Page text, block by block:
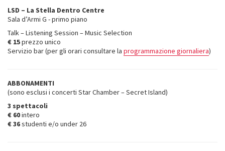
LSD – La Stella Dentro Centre
Sala d’Armi G - primo piano
Talk – Listening Session – Music Selection
€ 15prezzo unico
Servizio bar (per gli orari consultare la programmazione giornaliera)
ABBONAMENTI
(sono esclusi i concerti Star Chamber – Secret Island)
3 spettacoli
€ 60intero
€ 36studenti e/o under 26